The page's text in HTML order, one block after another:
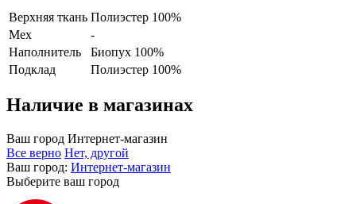
Верхняя ткань Полиэстер 100%
Мех
-
Наполнитель
Биопух 100%
Подклад
Полиэстер 100%
Наличие в магазинах
Ваш город Интернет-магазин
Все верно Нет, другой
Ваш город: Интернет-магазин
Выберите ваш город